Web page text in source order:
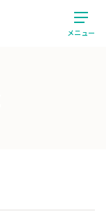
メニュー